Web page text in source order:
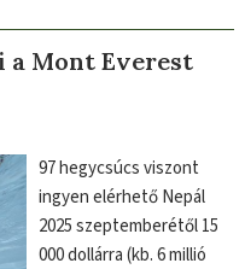
a Mont Everest
97 hegycsúcs viszont
ingyen elérhető Nepál
2025 szeptemberétől 15
000 dollárra (kb. 6 millió